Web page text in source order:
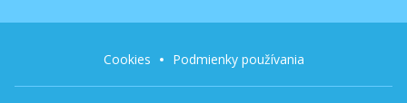
Cookies Podmienky používania